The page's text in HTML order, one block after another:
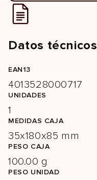
Datos técnicos
EAN13
4013528000717
UNIDADES
1
MEDIDAS CAJA
35x180x85 mm
PESO CAJA
100.00 g
PESO UNIDAD